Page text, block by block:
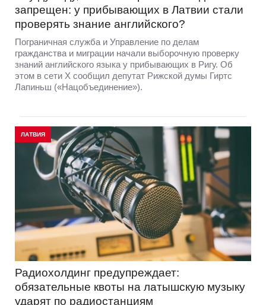
запрещен: у прибывающих в Латвии стали
проверять знание английского?
Пограничная служба и Управление по делам
гражданства и миграции начали выборочную проверку
знаний английского языка у прибывающих в Ригу. Об
этом в сети Х сообщил депутат Рижской думы Гиртс
Лапиньш («Нацобъединение»).
ЛАТВИЯ
Радиохолдинг предупреждает:
обязательные квоты на латышскую музыку
ударят по радиостанциям